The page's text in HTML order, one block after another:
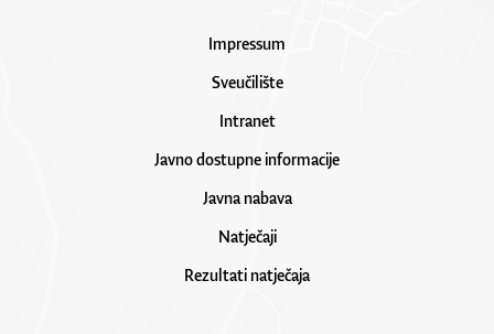
Impressum
Sveučilište
Intranet
Javno dostupne informacije
Javna nabava
Natječaji
Rezultati natječaja